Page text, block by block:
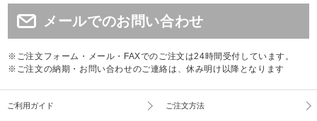
メールでのお問い合わせ
※ご注文フォーム・メール・FAXでのご注文は24時間受付しています。
※ご注文の納期・お問い合わせのご連絡は、休み明け以降となります
ご利用ガイド ご注文方法